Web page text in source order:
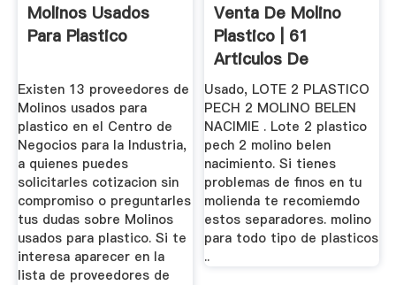
Molinos Usados
Para Plastico
Existen 13 proveedores de
Molinos usados para
plastico en el Centro de
Negocios para la Industria,
a quienes puedes
solicitarles cotizacion sin
compromiso o preguntarles
tus dudas sobre Molinos
usados para plastico. Si te
interesa aparecer en la
lista de proveedores de
Venta De Molino
Plastico | 61
Articulos De
Segunda Mano
Usado, LOTE 2 PLASTICO
PECH 2 MOLINO BELEN
NACIMIE . Lote 2 plastico
pech 2 molino belen
nacimiento. Si tienes
problemas de finos en tu
molienda te recomiemdo
estos separadores. molino
para todo tipo de plasticos
..